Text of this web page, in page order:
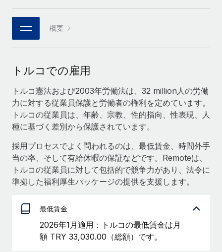
当社のMCPを使用して、あらゆるAIツールをRemoteに接続
統合
基本的なビジネスツールを活用して業務プロセスを効率化す
専門家に相談
グローバル人事・コンプライアンスの専門サポート
候補者の選考プロセスをシンプルに
Compliance Watchtower
コンプライアンスリスクを先回りして対応
デバイス管理
ITデバイスを世界規模で提供・管理
法人設立
パートナーに登録
戦略的テクノロジーパートナー
グローバルな人事機能を柔軟に自社プラットフォームへ統合
当社とのパートナーシップの可能性を検討する
Remote Build 近日リリース予定
統合とAI自動化に関するコンサルティング
職務内容ライブラリ
ウェビナー
イベント
ニュースルーム
給与・人材情報
情報センター
サポートを依頼する
すべてのリソースを表示する
ブログ
契約社員管理
日本語
한국어 概要
トルコでの雇用
トルコ憲法および2003年労働法は、32 million人の労働
力に対する従業員保護と労働者の権利を定めています。
トルコの従業員は、年齢、宗教、性的指向、性表現、人
種に基づく差別から保護されています。
採用プロセスでよく問われるのは、最低賃金、時間外手
当の率、そして有給休暇の保証などです。Remoteは、
トルコの従業員に対して包括的で競争力があり、法令に
準拠した福利厚生パッケージの提供を支援します。
最低賃金
2026年1月適用：トルコの最低賃金は月
額 TRY 33,030.00（総額）です。